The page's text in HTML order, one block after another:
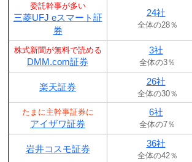
委託幹事が多い
三菱UFJ eスマート証
券
24社
全体の28％
株式新聞が無料で読める
DMM.com証券
3社
全体の3％
楽天証券
26社
全体の30％
たまに主幹事証券に
アイザワ証券
6社
全体の7％
岩井コスモ証券
36社
全体の42％